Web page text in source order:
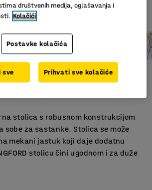
okruženja
stolica s robusnom konstrukcijom
sobe za sastanke. Stolica se može
mekani jastuk koji daje dodatnu
stolicu čini ugodnom i za duže
društvenih medija, oglašavanja i
Kolačići
Postavke kolačića
sve Prihvati sve kolačiće